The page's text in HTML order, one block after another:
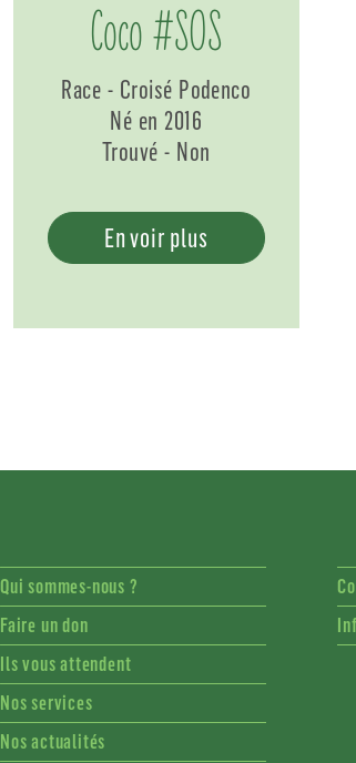
Coco #SOS
Race - Croisé Podenco
Né en 2016
Trouvé - Non
En voir plus
Qui sommes-nous ?
Faire un don
Ils vous attendent
Nos services
Nos actualités